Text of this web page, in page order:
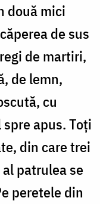
două mici
de sus
de martiri,
de lemn,
cu
apus. Toţi
din care trei
patrulea se
peretele din